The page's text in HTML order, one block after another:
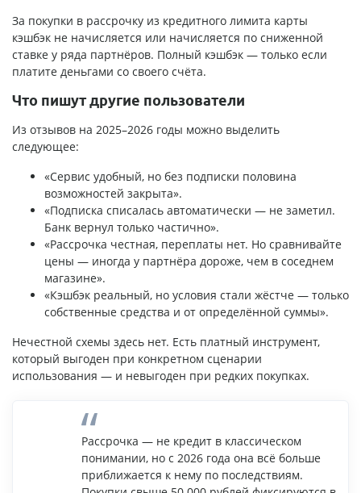
За покупки в рассрочку из кредитного лимита карты
кэшбэк не начисляется или начисляется по сниженной
ставке у ряда партнёров. Полный кэшбэк — только если
платите деньгами со своего счёта.
Что пишут другие пользователи
Из отзывов на 2025–2026 годы можно выделить
следующее:
«Сервис удобный, но без подписки половина
возможностей закрыта».
«Подписка списалась автоматически — не заметил.
Банк вернул только частично».
«Рассрочка честная, переплаты нет. Но сравнивайте
цены — иногда у партнёра дороже, чем в соседнем
магазине».
«Кэшбэк реальный, но условия стали жёстче — только
собственные средства и от определённой суммы».
Нечестной схемы здесь нет. Есть платный инструмент,
который выгоден при конкретном сценарии
использования — и невыгоден при редких покупках.
Рассрочка — не кредит в классическом
понимании, но с 2026 года она всё больше
приближается к нему по последствиям.